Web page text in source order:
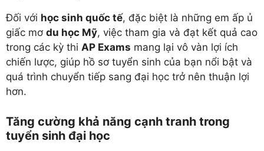
Đối với học sinh quốc tế, đặc biệt là những em ấp ủ
giấc mơ du học Mỹ, việc tham gia và đạt kết quả cao
trong các kỳ thi AP Exams mang lại vô vàn lợi ích
chiến lược, giúp hồ sơ tuyển sinh của bạn nổi bật và
quá trình chuyển tiếp sang đại học trở nên thuận lợi
hơn.
Tăng cường khả năng cạnh tranh trong
tuyển sinh đại học